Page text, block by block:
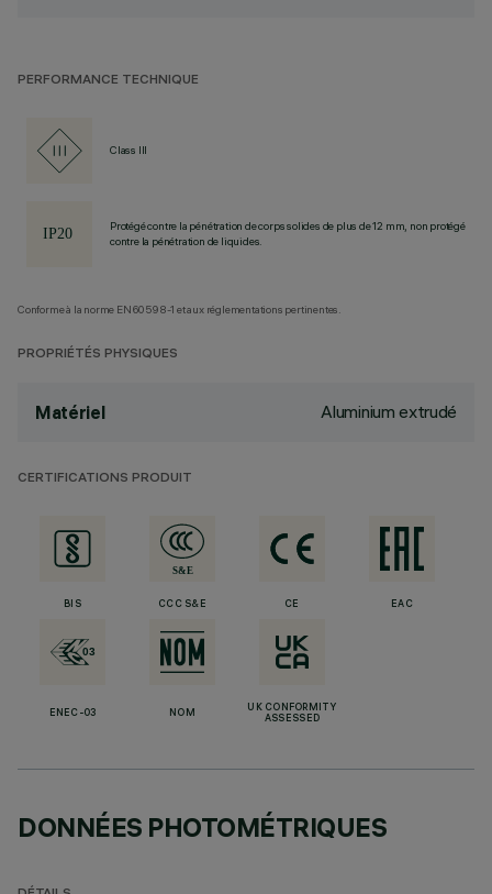
PERFORMANCE TECHNIQUE
Class III
Protégé contre la pénétration de corps solides de plus de 12 mm, non protégé
contre la pénétration de liquides.
Conforme à la norme EN60598-1 et aux réglementations pertinentes.
PROPRIÉTÉS PHYSIQUES
Matériel Aluminium extrudé
CERTIFICATIONS PRODUIT
BIS CCC S&E CE EAC
ENEC-03 NOM
UK CONFORMITY
ASSESSED
DONNÉES PHOTOMÉTRIQUES